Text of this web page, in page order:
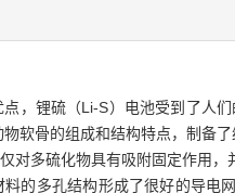
，锂硫（Li-S）电池受到了人
软骨的组成和结构特点，制备
对多硫化物具有吸附固定作用
的多孔结构形成了很好的导